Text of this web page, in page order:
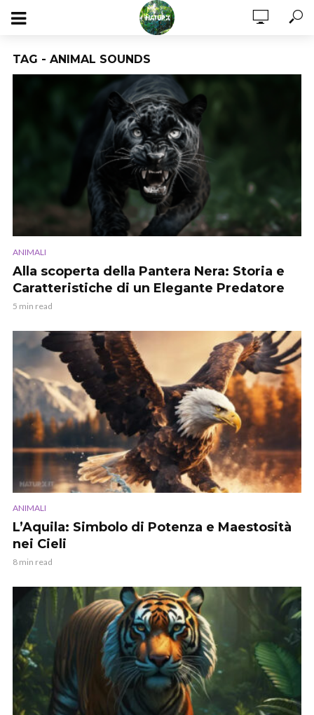
TAG - ANIMAL SOUNDS
ANIMALI
Alla scoperta della Pantera Nera: Storia e
Caratteristiche di un Elegante Predatore
5 min read
ANIMALI
L’Aquila: Simbolo di Potenza e Maestosità
nei Cieli
8 min read